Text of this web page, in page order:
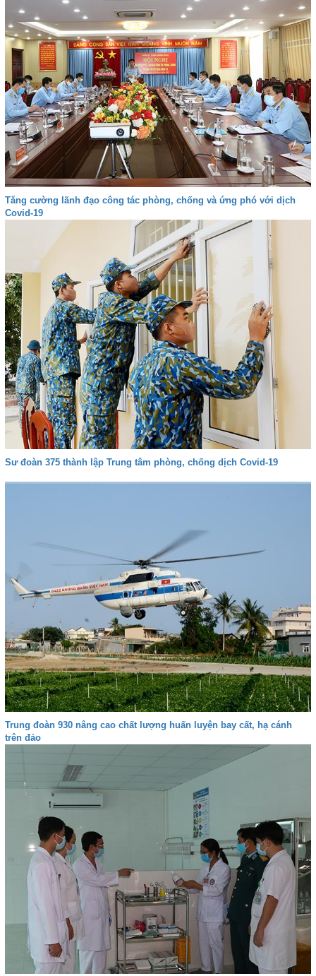
Tăng cường lãnh đạo công tác phòng, chống và ứng phó với dịch
Covid-19
Sư đoàn 375 thành lập Trung tâm phòng, chống dịch Covid-19
Trung đoàn 930 nâng cao chất lượng huấn luyện bay cất, hạ cánh
trên đảo